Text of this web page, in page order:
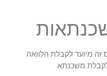
זה מיועד לקבלת הלוואה
משכנתא